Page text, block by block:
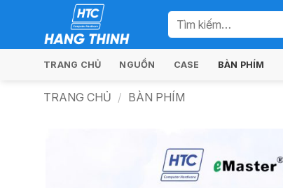
Tìm
kiếm:
TRANG CHỦ NGUỒN CASE BÀN PHÍM
TRANG CHỦ / BÀN PHÍM